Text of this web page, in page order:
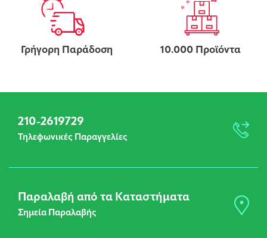
Γρήγορη Παράδοση 10.000 Προϊόντα
210-2619729
Τηλεφωνικές Παραγγελίες
Παραλαβή από τα Καταστήματα
Σημεία Παραλαβής